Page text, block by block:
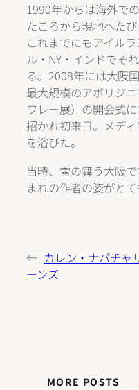
1990年からは海外で
たころから現地へた
これまでにもアイル
ル・NY・インドでそ
る。2008年には大阪
最大規模のアボリジ
ワレー展）の開会式
招かれ初来日。メデ
を浴びた。
当時、雪の舞う大阪
まれの作者の姿がとて
← カレン・ナパチャ
ーンズ
MORE POSTS